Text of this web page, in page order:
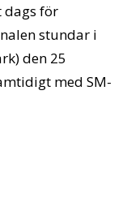
dags för
stundar i
den 25
med SM-